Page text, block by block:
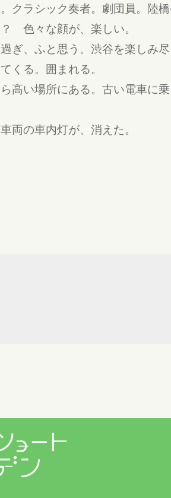
クラシック奏者。劇団員。陸
色々な顔が、楽しい。
ぎ、ふと思う。渋谷を楽しみ
くる。囲まれる。
高い場所にある。古い電車に
両の車内灯が、消えた。